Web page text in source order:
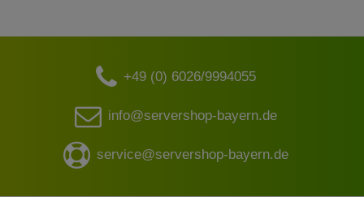
+49 (0) 6026/9994055
info@servershop-bayern.de
service@servershop-bayern.de